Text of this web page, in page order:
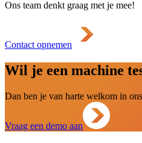
Ons team denkt graag met je mee!
Contact opnemen
Wil je een machine
Dan ben je van harte welkom in
Vraag een demo aan